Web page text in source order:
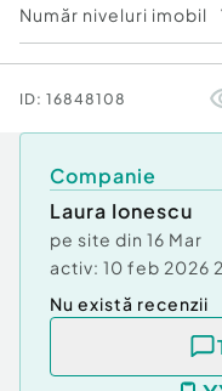
Număr niveluri imobil
ID: 16848108
Companie
Laura Ionescu
pe site din 16 Mar
activ: 10 feb 2026
Nu există recenzii